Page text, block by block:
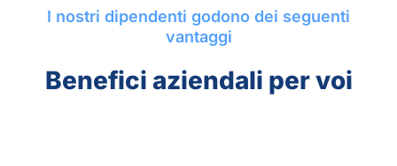
I nostri dipendenti godono dei seguenti
vantaggi
Benefici aziendali per voi